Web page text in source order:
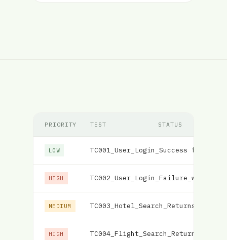
PRIORITY TEST STATUS
LOW TC001_User_Login_Success विफल
HIGH
MEDIUM
HIGH